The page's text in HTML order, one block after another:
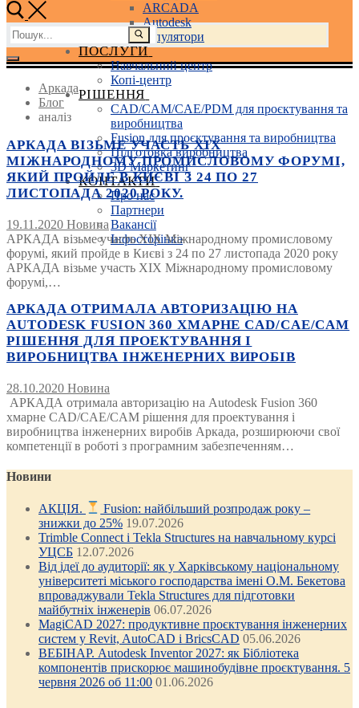
ARCADA
Autodesk
3D маніпулятори
ПОСЛУГИ
Навчальний центр
Копі-центр
РІШЕННЯ
CAD/CAM/CAE/PDM для проєктування та
виробництва
Fusion для проєктування та виробництва
Підготовка виробництва
3D Маркетинг
КОНТАКТИ
Про нас
Партнери
Вакансії
Інфосторінка
Пошук:
Аркада
Блог
аналіз
АРКАДА ВІЗЬМЕ УЧАСТЬ XIX
МІЖНАРОДНОМУ ПРОМИСЛОВОМУ ФОРУМІ,
ЯКИЙ ПРОЙДЕ В КИЄВІ З 24 ПО 27
ЛИСТОПАДА 2020 РОКУ.
19.11.2020 Новина
АРКАДА візьме участь XIX Міжнародному промисловому
форумі, який пройде в Києві з 24 по 27 листопада 2020 року
АРКАДА візьме участь XIX Міжнародному промисловому
форумі,…
АРКАДА ОТРИМАЛА АВТОРИЗАЦІЮ НА
AUTODESK FUSION 360 ХМАРНЕ CAD/CAE/CAM
РІШЕННЯ ДЛЯ ПРОЕКТУВАННЯ І
ВИРОБНИЦТВА ІНЖЕНЕРНИХ ВИРОБІВ
28.10.2020 Новина
АРКАДА отримала авторизацію на Autodesk Fusion 360
хмарне CAD/CAE/CAM рішення для проектування і
виробництва інженерних виробів Аркада, розширюючи свої
компетенції в роботі з програмним забезпеченням…
Новини
АКЦІЯ.
Fusion: найбільший розпродаж року –
знижки до 25% 19.07.2026
Trimble Connect і Tekla Structures на навчальному курсі
УЦСБ 12.07.2026
Від ідеї до аудиторії: як у Харківському національному
університеті міського господарства імені О.М. Бекетова
впроваджували Tekla Structures для підготовки
майбутніх інженерів 06.07.2026
MagiCAD 2027: продуктивне проєктування інженерних
систем у Revit, AutoCAD і BricsCAD 05.06.2026
ВЕБІНАР. Autodesk Inventor 2027: як Бібліотека
компонентів прискорює машинобудівне проєктування. 5
червня 2026 об 11:00 01.06.2026